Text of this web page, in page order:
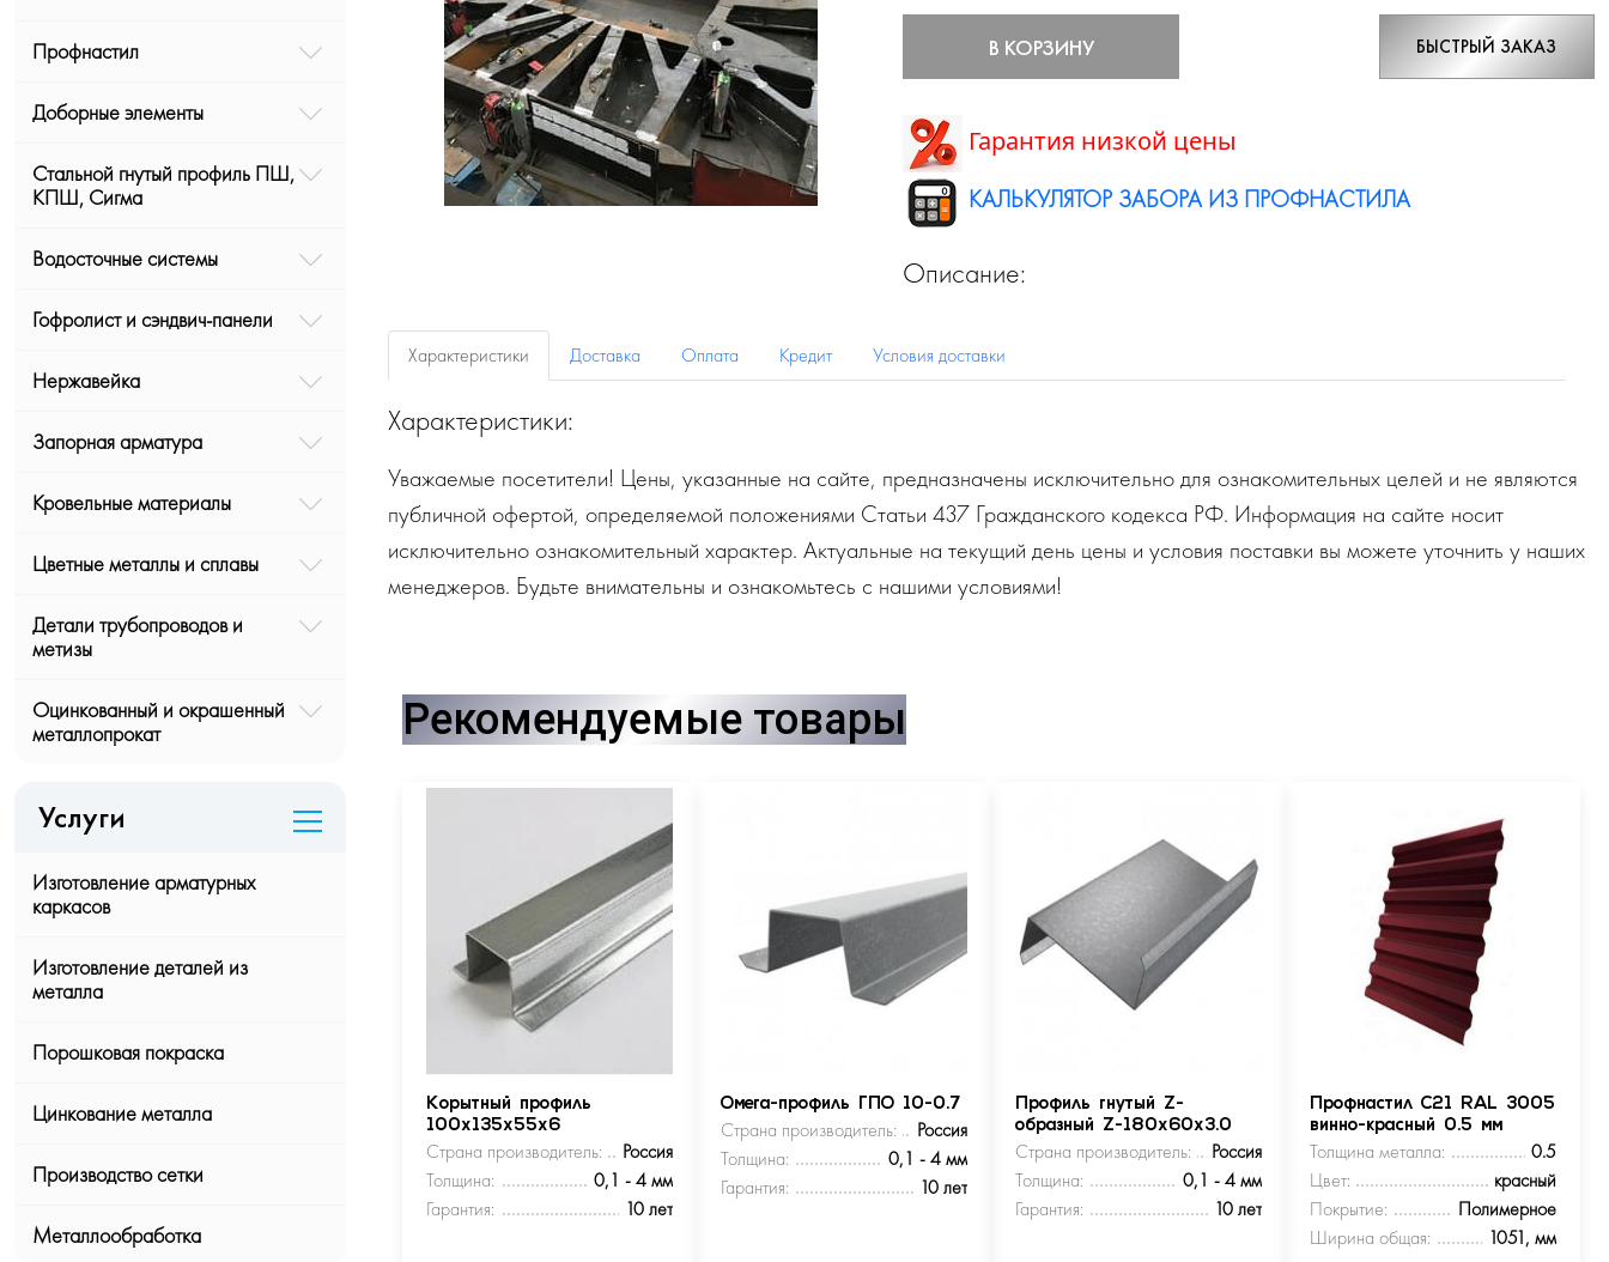
Профнастил
Доборные элементы
Стальной гнутый профиль ПШ,
КПШ, Сигма
Водосточные системы
Гофролист и сэндвич-панели
Нержавейка
Запорная арматура
Кровельные материалы
Цветные металлы и сплавы
Детали трубопроводов и
метизы
Оцинкованный и окрашенный
металлопрокат
Услуги
Изготовление арматурных
каркасов
Изготовление деталей из
металла
Порошковая покраска
Цинкование металла
Производство сетки
Металлообработка
В КОРЗИНУ БЫСТРЫЙ ЗАКАЗ
Гарантия низкой цены
КАЛЬКУЛЯТОР ЗАБОРА ИЗ ПРОФНАСТИЛА
Описание:
Характеристики Доставка Оплата Кредит Условия доставки
Характеристики:
Уважаемые посетители! Цены, указанные на сайте, предназначены исключительно для ознакомительных целей и не являются
публичной офертой, определяемой положениями Статьи 437 Гражданского кодекса РФ. Информация на сайте носит
исключительно ознакомительный характер. Актуальные на текущий день цены и условия поставки вы можете уточнить у наших
менеджеров. Будьте внимательны и ознакомьтесь с нашими условиями!
Рекомендуемые товары
Корытный профиль
100х135х55х6
Страна производитель:
Россия
Толщина:
0,1 - 4 мм
Гарантия:
10 лет
Омега-профиль ГПО 10-0.7
Страна производитель:
Россия
Толщина:
0,1 - 4 мм
Гарантия:
10 лет
Профиль гнутый Z-
образный Z-180х60х3.0
Страна производитель:
Россия
Толщина:
0,1 - 4 мм
Гарантия:
10 лет
Профнастил С21 RAL 3005
винно-красный 0.5 мм
Толщина металла:
0.5
Цвет:
красный
Покрытие:
Полимерное
Ширина общая:
1051, мм